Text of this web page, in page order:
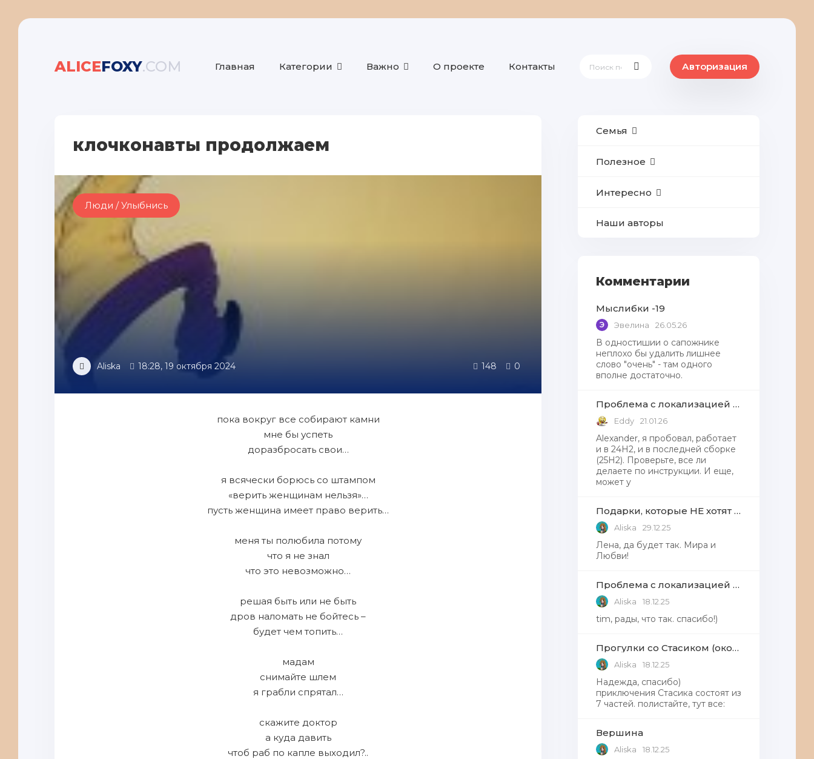
ALICEFOXY.COM Главная Категории Важно О проекте Контакты Авторизация
клочконавты продолжаем
Люди / Улыбнись
Aliska 18:28, 19 октября 2024 148 0
пока вокруг все собирают камни
мне бы успеть
доразбросать свои…
я всячески борюсь со штампом
«верить женщинам нельзя»…
пусть женщина имеет право верить…
меня ты полюбила потому
что я не знал
что это невозможно…
решая быть или не быть
дров наломать не бойтесь –
будет чем топить…
мадам
снимайте шлем
я грабли спрятал…
скажите доктор
а куда давить
чтоб раб по капле выходил?..
Семья
Полезное
Интересно
Наши авторы
Комментарии
Мыслибки -19
Э Эвелина 26.05.26
В одностишии о сапожнике
неплохо бы удалить лишнее
слово "очень" - там одного
вполне достаточно.
Проблема с локализацией языков Windows Defender, Microsoft Store в Windows 11
Eddy 21.01.26
Alexander, я пробовал, работает
и в 24H2, и в последней сборке
(25H2). Проверьте, все ли
делаете по инструкции. И еще,
может у
Подарки, которые НЕ хотят получать от Деда Мороза
Aliska 29.12.25
Лена, да будет так. Мира и
Любви!
Проблема с локализацией языков Windows Defender, Microsoft Store в Windows 11
Aliska 18.12.25
tim, рады, что так. спасибо!)
Прогулки со Стасиком (окончание)
Aliska 18.12.25
Надежда, спасибо)
приключения Стасика состоят из
7 частей. полистайте, тут все:
Вершина
Aliska 18.12.25